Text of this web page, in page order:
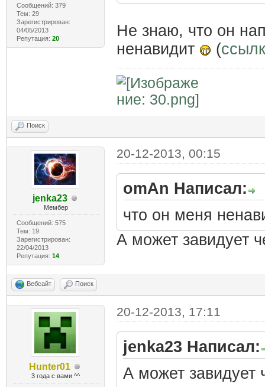
Сообщений: 379
Тем: 29
Зарегистрирован:
04/05/2013
Репутация: 20
Не знаю, что он
ненавидит
(
Поиск
jenka23
Мембер
Сообщений: 575
Тем: 19
Зарегистрирован:
22/04/2013
Репутация: 14
20-12-2013, 00:15
omAn Написал:
что он меня
А может завидует
Вебсайт Поиск
Hunter01
3 года с вами ^^
20-12-2013, 17:11
jenka23 Написал:
А может завидует